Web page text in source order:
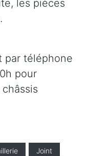
les pièces
par téléphone
pour
Joint